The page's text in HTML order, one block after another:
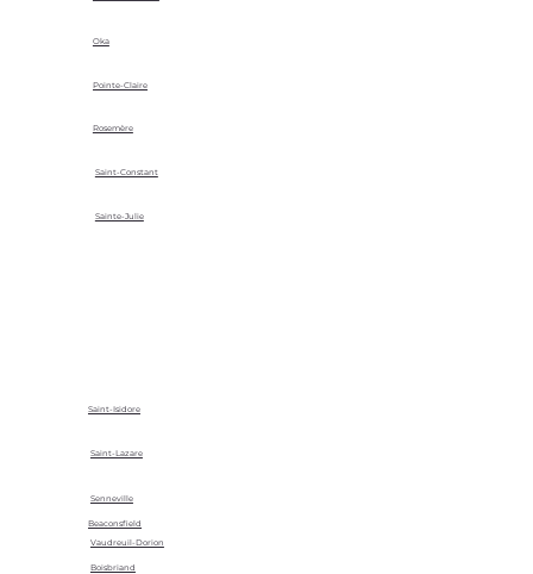
Oka
Pointe-Claire
Rosemère
Saint-Constant
Sainte-Julie
Saint-Isidore
Saint-Lazare
Senneville
Vaudreuil-Dorion
Beaconsfield
Boisbriand